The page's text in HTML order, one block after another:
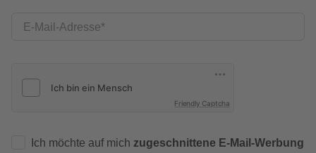
E-Mail-Adresse
Friendly Captcha
Ich möchte auf mich zugeschnittene E-Mail-Werbung